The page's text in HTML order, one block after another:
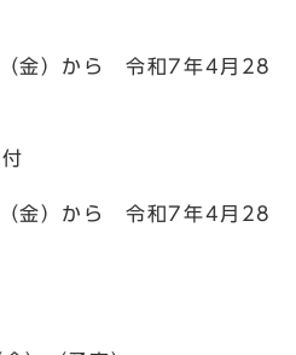
受付
）から 令和7年4月28
の受付
）から 令和7年4月28
る回答